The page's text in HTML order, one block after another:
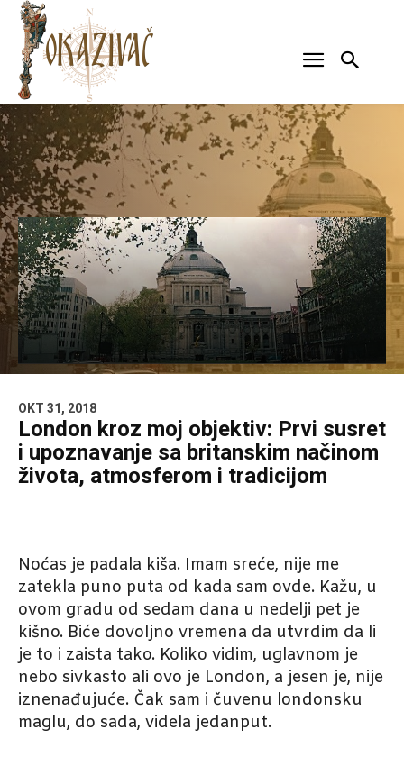
OKT 31, 2018
London kroz moj objektiv: Prvi susret
i upoznavanje sa britanskim načinom
života, atmosferom i tradicijom
Noćas je padala kiša. Imam sreće, nije me
zatekla puno puta od kada sam ovde. Kažu, u
ovom gradu od sedam dana u nedelji pet je
kišno. Biće dovoljno vremena da utvrdim da li
je to i zaista tako. Koliko vidim, uglavnom je
nebo sivkasto ali ovo je London, a jesen je, nije
iznenađujuće. Čak sam i čuvenu londonsku
maglu, do sada, videla jedanput.